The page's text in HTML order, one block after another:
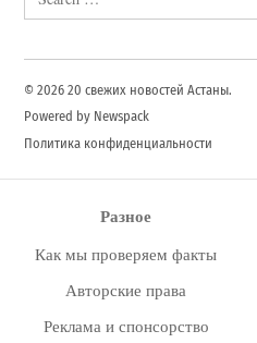
for:
© 2026 20 свежих новостей Астаны.
Powered by Newspack
Политика конфиденциальности
Разное
Как мы проверяем факты
Авторские права
Реклама и спонсорство